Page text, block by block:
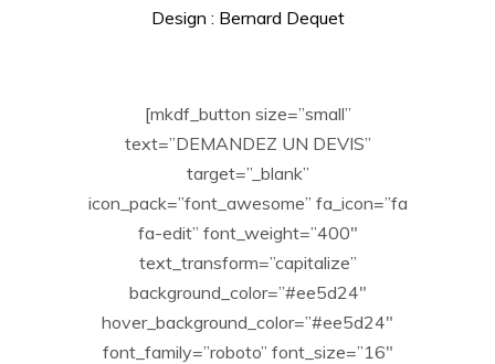
Design : Bernard Dequet
[mkdf_button size=”small”
text=”DEMANDEZ UN DEVIS”
target=”_blank”
icon_pack=”font_awesome” fa_icon=”fa
fa-edit” font_weight=”400″
text_transform=”capitalize”
background_color=”#ee5d24″
hover_background_color=”#ee5d24″
font_family=”roboto” font_size=”16″